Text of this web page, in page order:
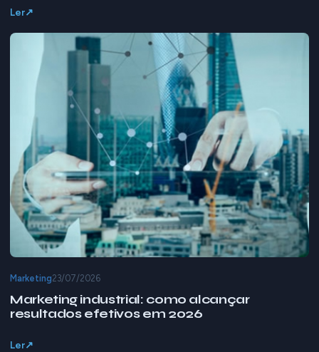
Ler
Marketing23/07/2026
Marketing industrial: como alcançar
resultados efetivos em 2026
Ler